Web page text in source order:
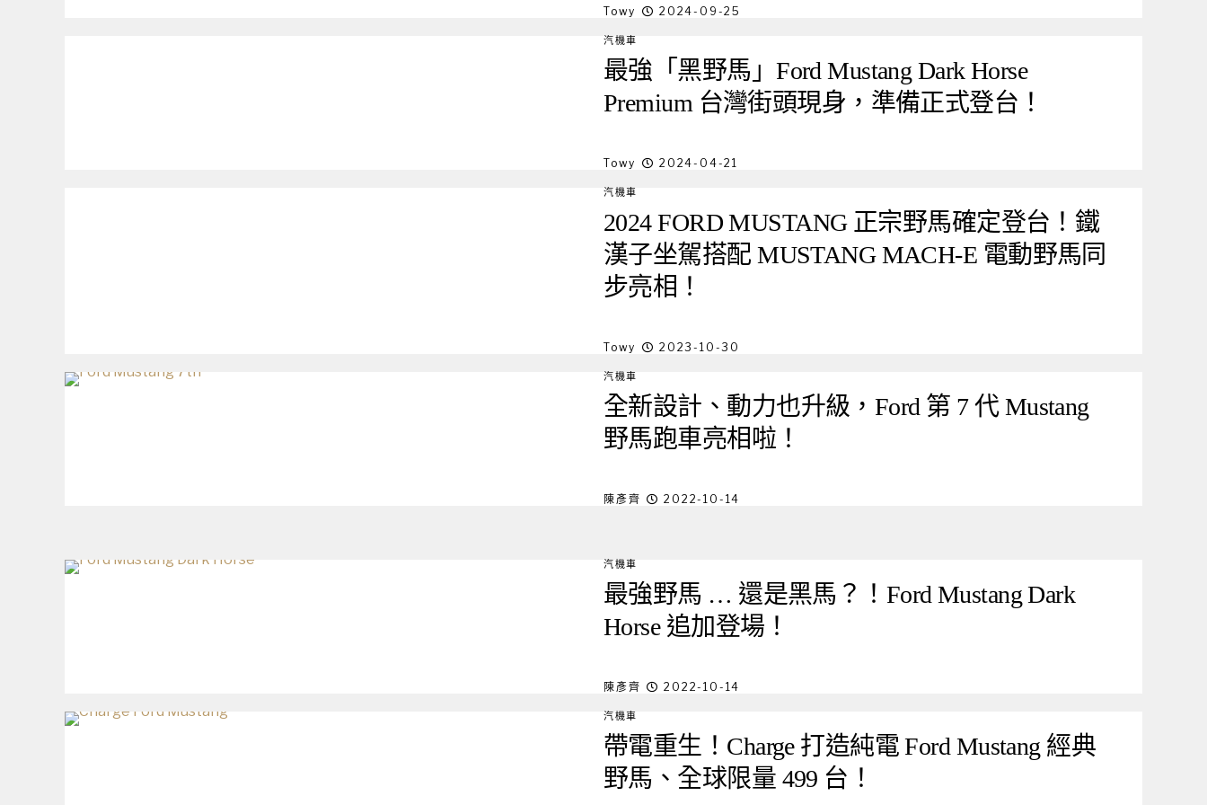
Towy 2024-09-25
汽機車
最強「黑野馬」Ford Mustang Dark Horse
Premium 台灣街頭現身，準備正式登台！
Towy 2024-04-21
汽機車
2024 FORD MUSTANG 正宗野馬確定登台！鐵
漢子坐駕搭配 MUSTANG MACH-E 電動野馬同
步亮相！
Towy 2023-10-30
汽機車
全新設計、動力也升級，Ford 第 7 代 Mustang
野馬跑車亮相啦！
陳彥齊 2022-10-14
汽機車
最強野馬 … 還是黑馬？！Ford Mustang Dark
Horse 追加登場！
陳彥齊 2022-10-14
汽機車
帶電重生！Charge 打造純電 Ford Mustang 經典
野馬、全球限量 499 台！